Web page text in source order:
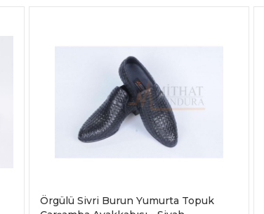
Örgülü Sivri Burun Yumurta Topuk